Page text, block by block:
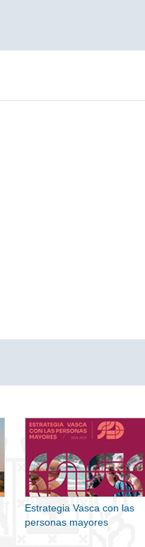
Estrategia Vasca con las
personas mayores